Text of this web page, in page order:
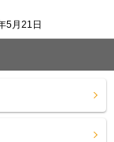
5月21日